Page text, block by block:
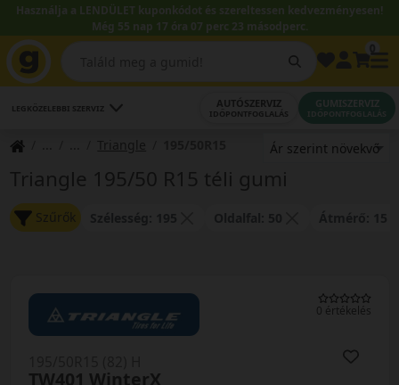
Használja a LENDÜLET kuponkódot és szereltessen kedvezményesen!
Még 55 nap 17 óra 07 perc 23 másodperc.
LEGKÖZELEBBI SZERVIZ AUTÓSZERVIZ
IDŐPONTFOGLALÁS
GUMISZERVIZ
IDŐPONTFOGLALÁS
Triangle
Triangle 195/50 R15 téli gumi
Szűrők
0 értékelés
TW401 WinterX